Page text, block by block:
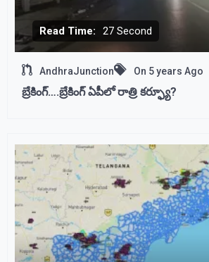
Read Time: 27 Second
AndhraJunction On 5 years Ago
బ్రేకింగ్….బ్రేకింగ్ ఏపీలో రాత్రి కర్ఫ్యూ?